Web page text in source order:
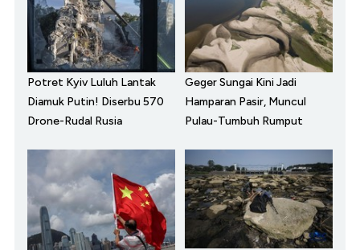
Potret Kyiv Luluh Lantak
Diamuk Putin! Diserbu 570
Drone-Rudal Rusia
Geger Sungai Kini Jadi
Hamparan Pasir, Muncul
Pulau-Tumbuh Rumput